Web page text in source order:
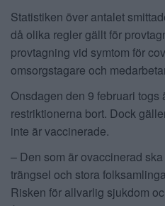
Statistiken över antalet
då olika regler gällt för
provtagning vid symtom för
omsorgstagare och
Onsdagen den 9 februari
restriktionerna bort. Dock
inte är vaccinerade.
– Den som är ovaccinerad
trängsel och stora
Risken för allvarlig sjukdom